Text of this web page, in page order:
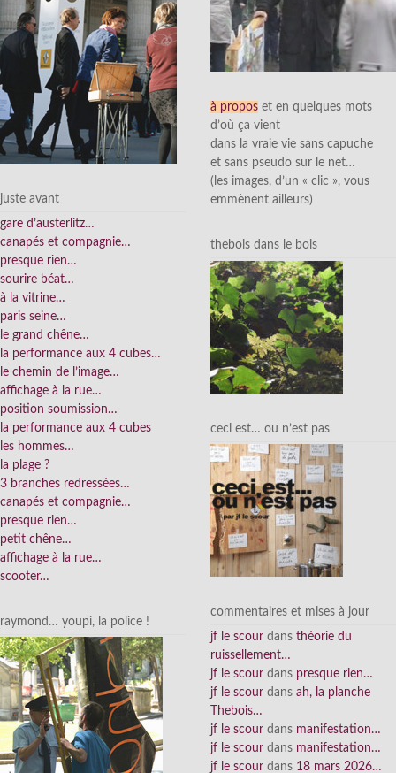
juste avant
gare d’austerlitz…
canapés et compagnie…
presque rien…
sourire béat…
à la vitrine…
paris seine…
le grand chêne…
la performance aux 4 cubes…
le chemin de l’image…
affichage à la rue…
position soumission…
la performance aux 4 cubes
les hommes…
la plage ?
3 branches redressées…
canapés et compagnie…
presque rien…
petit chêne…
affichage à la rue…
scooter…
raymond… youpi, la police !
à propos et en quelques mots
d’où ça vient
dans la vraie vie sans capuche
et sans pseudo sur le net…
(les images, d’un « clic », vous
emmènent ailleurs)
thebois dans le bois
ceci est… ou n’est pas
commentaires et mises à jour
jf le scour dans théorie du
ruissellement…
jf le scour dans presque rien…
jf le scour dans ah, la planche
Thebois…
jf le scour dans manifestation…
jf le scour dans manifestation…
jf le scour dans 18 mars 2026…